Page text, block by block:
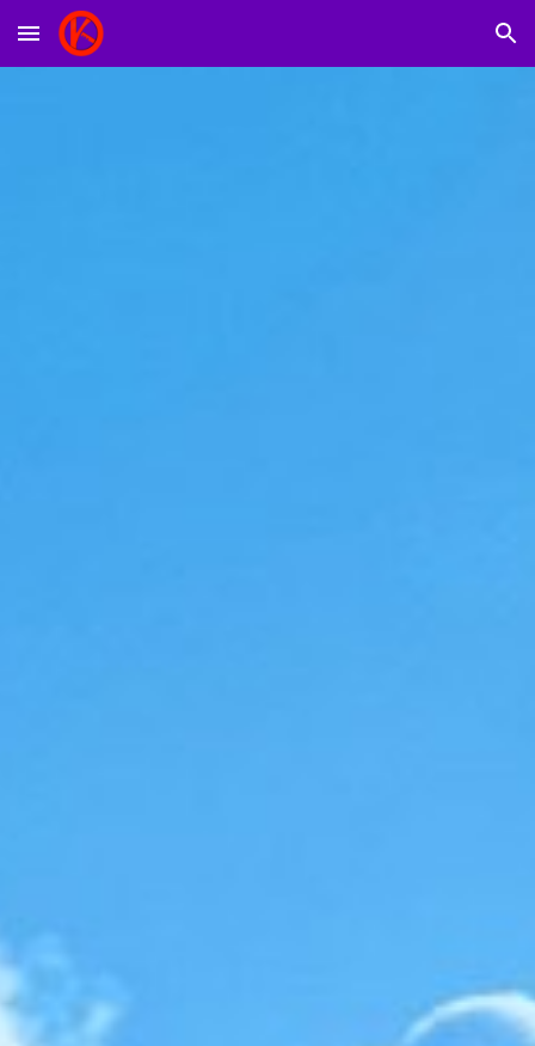
Skip to main content Skip to navigation